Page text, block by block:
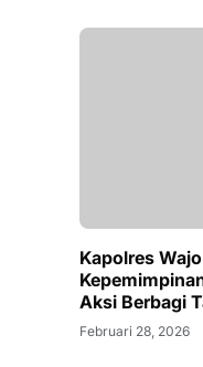
Kapolres
Aksi Berbagi
Februari 28, 2026